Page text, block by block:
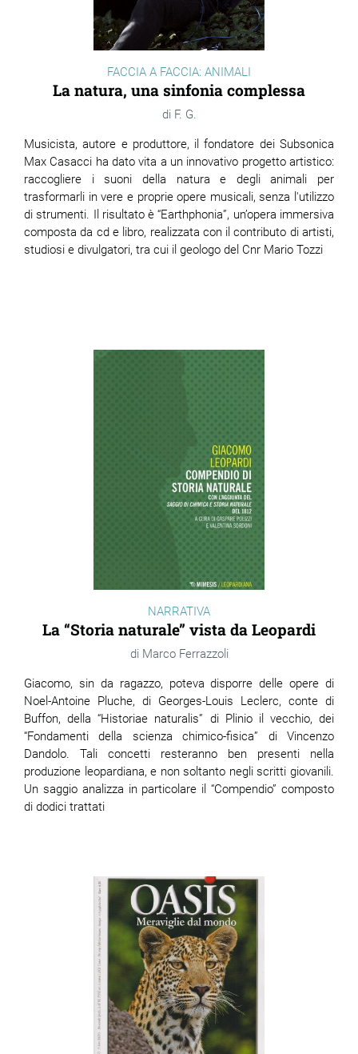
FACCIA A FACCIA: ANIMALI
La natura, una sinfonia complessa
F. G.
Musicista, autore e produttore, il fondatore dei Subsonica
Max Casacci ha dato vita a un innovativo progetto artistico:
raccogliere i suoni della natura e degli animali per
trasformarli in vere e proprieopere musicali, senza l'utilizzo
di strumenti. Il risultato è “Earthphonia”, un’opera immersiva
composta da cd e libro, realizzata con il contributo di artisti,
studiosi e divulgatori, tra cui il geologo del Cnr Mario Tozzi
NARRATIVA
La “Storia naturale” vista da Leopardi
Marco Ferrazzoli
Giacomo, sin da ragazzo, poteva disporre delle opere di
Noel-Antoine Pluche, di Georges-Louis Leclerc, conte di
Buffon, della “Historiae naturalis” di Plinio il vecchio, dei
“Fondamenti della scienza chimico-fisica” di Vincenzo
Dandolo. Tali concetti resteranno ben presenti nella
produzione leopardiana, e non soltanto negli scritti giovanili.
Un saggio analizza in particolare il “Compendio” composto
di dodici trattati